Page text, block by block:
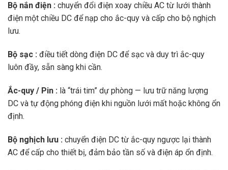
Bộ nắn điện : chuyển đổi điện xoay chiều AC từ lưới thành
điện một chiều DC để nạp cho ắc-quy và cấp cho bộ nghịch
lưu.
Bộ sạc : điều tiết dòng điện DC để sạc và duy trì ắc-quy
luôn đầy, sẵn sàng khi cần.
Ắc-quy / Pin : là “trái tim” dự phòng — lưu trữ năng lượng
DC và tự động phóng điện khi nguồn lưới mất hoặc không ổn
định.
Bộ nghịch lưu : chuyển điện DC từ ắc-quy ngược lại thành
AC để cấp cho thiết bị, đảm bảo tần số và điện áp ổn định.